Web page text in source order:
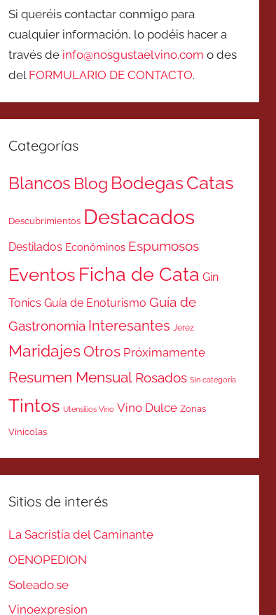
Si queréis contactar conmigo para
cualquier información, lo podéis hacer a
través de info@nosgustaelvino.com o des
del FORMULARIO DE CONTACTO.
Categorías
Blancos Blog BodegasCatas
Descubrimientos Destacados
Destilados Económinos Espumosos
Eventos Ficha de Cata Gin
Tonics Guía de Enoturismo Guía de
Gastronomía Interesantes Jerez
MaridajesOtros Próximamente
Resumen Mensual Rosados Sin categoría
Tintos Utensilios Vino Vino Dulce Zonas
Vinicolas
Sitios de interés
La Sacristía del Caminante
OENOPEDION
Soleado.se
Vinoexpresion